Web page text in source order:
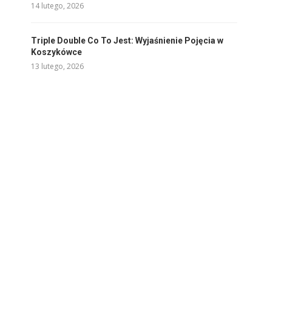
14 lutego, 2026
Triple Double Co To Jest: Wyjaśnienie Pojęcia w
Koszykówce
13 lutego, 2026